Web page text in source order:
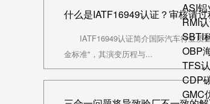
ASI
RMI
SBTI
OBP
TFS
CDP
GMC
什么是IATF16949认证？审核请
IATF16949认证简介国际汽车行业质
金标准"，其演变历程与...